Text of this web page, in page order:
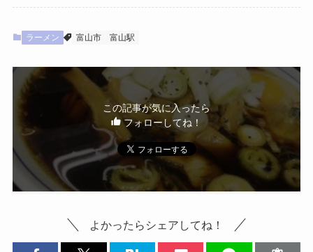
ラーメン 富山市 富山駅
この記事が気に入ったら
フォローしてね！
よかったらシェアしてね！